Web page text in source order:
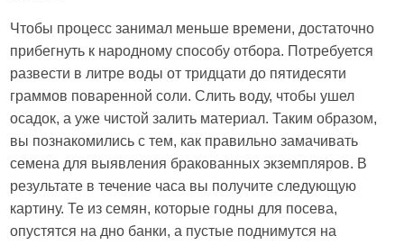
Чтобы процесс занимал меньше времени, достаточно
прибегнуть к народному способу отбора. Потребуется
развести в литре воды от тридцати до пятидесяти
граммов поваренной соли. Слить воду, чтобы ушел
осадок, а уже чистой залить материал. Таким образом,
вы познакомились с тем, как правильно замачивать
семена для выявления бракованных экземпляров. В
результате в течение часа вы получите следующую
картину. Те из семян, которые годны для посева,
опустятся на дно банки, а пустые поднимутся на